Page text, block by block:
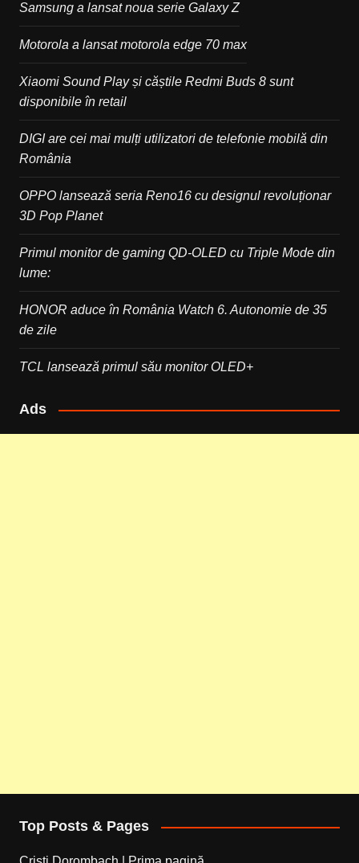
Samsung a lansat noua serie Galaxy Z
Motorola a lansat motorola edge 70 max
Xiaomi Sound Play și căștile Redmi Buds 8 sunt
disponibile în retail
DIGI are cei mai mulți utilizatori de telefonie mobilă din
România
OPPO lansează seria Reno16 cu designul revoluționar
3D Pop Planet
Primul monitor de gaming QD-OLED cu Triple Mode din
lume:
HONOR aduce în România Watch 6. Autonomie de 35
de zile
TCL lansează primul său monitor OLED+
Ads
Top Posts & Pages